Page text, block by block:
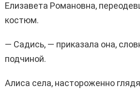
Елизавета Романовна,
костюм.
— Садись, — приказала она,
подчиной.
Алиса села, настороженно